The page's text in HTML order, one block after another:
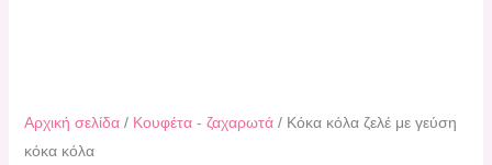
Αρχική σελίδα/ Κουφέτα - ζαχαρωτά/ Κόκα κόλα ζελέ με γεύση
κόκα κόλα